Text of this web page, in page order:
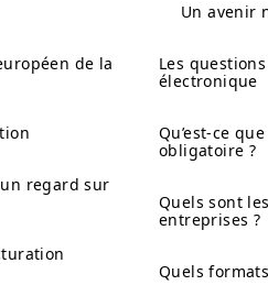
de la
regard sur
Un avenir
Les
électronique
Qu’est-ce
obligatoire ?
Quels sont
entreprises ?
Quels